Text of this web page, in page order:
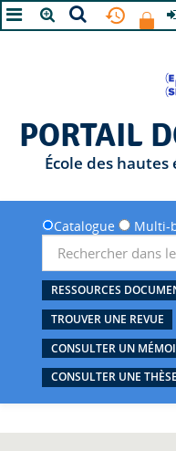
PORTAIL
École des
Catalogue Multi-
RESSOURCES
TROUVER UNE REVUE
CONSULTER UN
CONSULTER UNE THÈSE